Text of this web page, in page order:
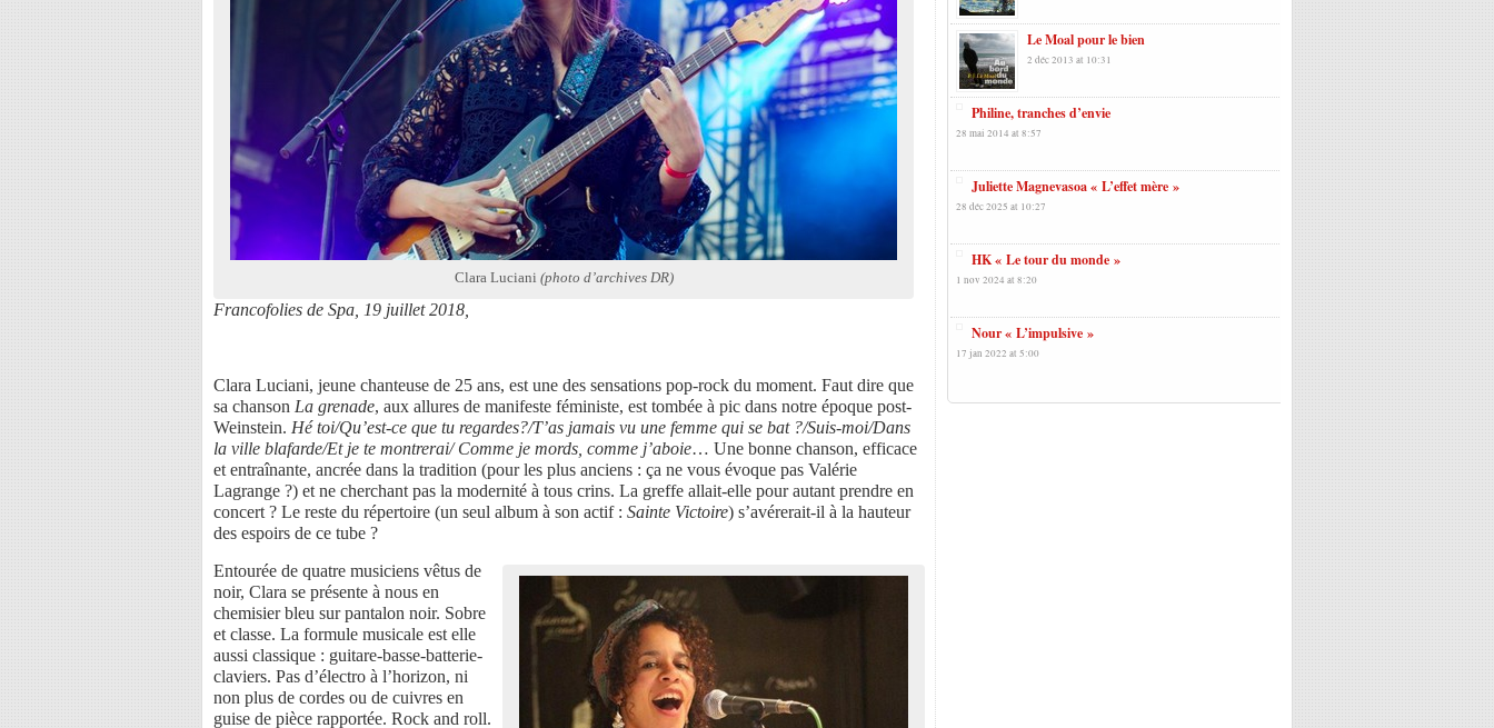
Clara Luciani (photo d’archives DR)
Francofolies de Spa, 19 juillet 2018,
Clara Luciani, jeune chanteuse de 25 ans, est une des sensations pop-rock du moment. Faut dire que
sa chanson La grenade, aux allures de manifeste féministe, est tombée à pic dans notre époque post-
Weinstein. Hé toi/Qu’est-ce que tu regardes?/T’as jamais vu une femme qui se bat ?/Suis-moi/Dans
la ville blafarde/Et je te montrerai/ Comme je mords, comme j’aboie… Une bonne chanson, efficace
et entraînante, ancrée dans la tradition (pour les plus anciens : ça ne vous évoque pas Valérie
Lagrange ?) et ne cherchant pas la modernité à tous crins. La greffe allait-elle pour autant prendre en
concert ? Le reste du répertoire (un seul album à son actif : Sainte Victoire) s’avérerait-il à la hauteur
des espoirs de ce tube ?
Entourée de quatre musiciens vêtus de
noir, Clara se présente à nous en
chemisier bleu sur pantalon noir. Sobre
et classe. La formule musicale est elle
aussi classique : guitare-basse-batterie-
claviers. Pas d’électro à l’horizon, ni
non plus de cordes ou de cuivres en
guise de pièce rapportée. Rock and roll.
Le Moal pour le bien
2 déc 2013 at 10:31
Philine, tranches d’envie
28 mai 2014 at 8:57
Juliette Magnevasoa « L’effet mère »
28 déc 2025 at 10:27
HK « Le tour du monde »
1 nov 2024 at 8:20
Nour « L’impulsive »
17 jan 2022 at 5:00